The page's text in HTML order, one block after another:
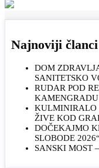
Najnoviji članci
DOM
SANITETSKO
RUDAR POD
KAMENGRADU
KULMINIRALO
ŽIVE KOD
DOČEKAJMO
SLOBODE 2026“
SANSKI MOST